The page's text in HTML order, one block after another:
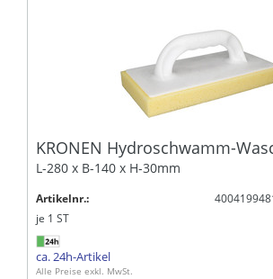
KRONEN Hydroschwamm-
L-280 x B-140 x H-30mm
Artikelnr.:
je 1 ST
ca. 24h-Artikel
Alle Preise exkl. MwSt.